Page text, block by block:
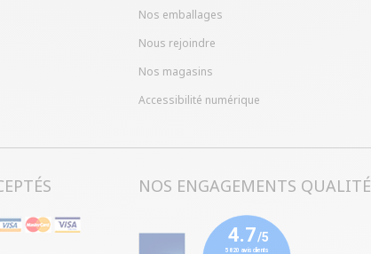
Nos emballages
Nous rejoindre
Nos magasins
Accessibilité numérique
NOS ENGAGEMENTS QUALITÉ